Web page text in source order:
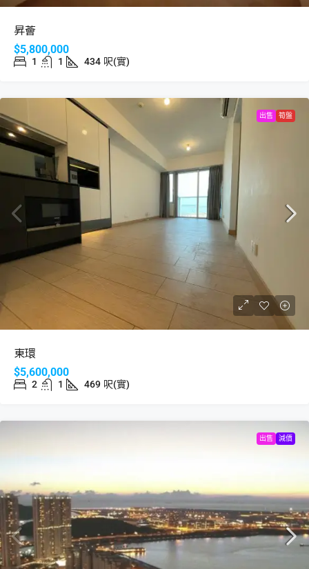
昇薈
$5,800,000
1 1 434 呎(實)
出售 筍盤
東環
$5,600,000
2 1 469 呎(實)
出售 減價